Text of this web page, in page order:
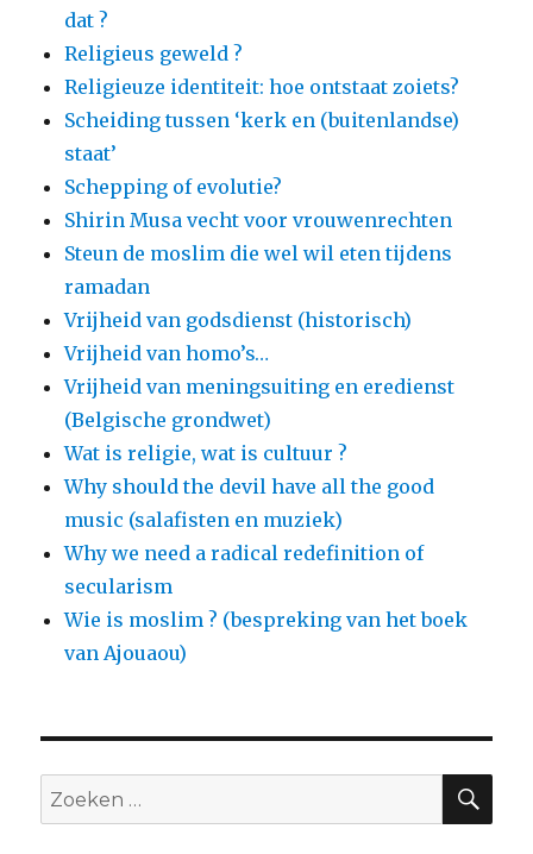
dat ?
Religieus geweld ?
Religieuze identiteit: hoe ontstaat zoiets?
Scheiding tussen ‘kerk en (buitenlandse)
staat’
Schepping of evolutie?
Shirin Musa vecht voor vrouwenrechten
Steun de moslim die wel wil eten tijdens
ramadan
Vrijheid van godsdienst (historisch)
Vrijheid van homo’s…
Vrijheid van meningsuiting en eredienst
(Belgische grondwet)
Wat is religie, wat is cultuur ?
Why should the devil have all the good
music (salafisten en muziek)
Why we need a radical redefinition of
secularism
Wie is moslim ? (bespreking van het boek
van Ajouaou)
Zoeken
naar: